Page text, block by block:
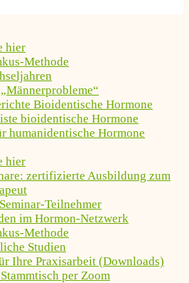
hier
Methode
Bioidentische Hormone
bioidentische Hormone
humanidentische Hormone
hier
zertifizierte Ausbildung zum
Teilnehmer
im Hormon-Netzwerk
Methode
Studien
Ihre Praxisarbeit (Downloads)
per Zoom